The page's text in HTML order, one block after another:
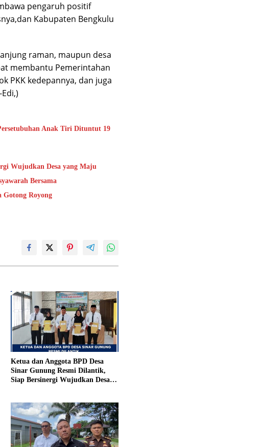
pengaruh positif
Kabupaten Bengkulu
raman, maupun desa
membantu Pemerintahan
PKK kedepannya, dan juga
Anak Tiri Dituntut 19
Wujudkan Desa yang Maju
Bersama
Royong
Ketua dan Anggota BPD Desa
Sinar Gunung Resmi Dilantik,
Siap Bersinergi Wujudkan Desa